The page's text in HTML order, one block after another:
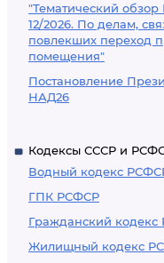
"Тематический
12/2026. По делам,
повлекших переход
помещения"
Постановление
НАД26
Кодексы СССР и
Водный кодекс
ГПК РСФСР
Гражданский
Жилищный кодекс